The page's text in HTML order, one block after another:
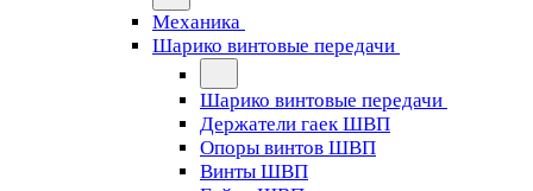
Механика
Шарико винтовые передачи
Шарико винтовые передачи
Держатели гаек ШВП
Опоры винтов ШВП
Винты ШВП